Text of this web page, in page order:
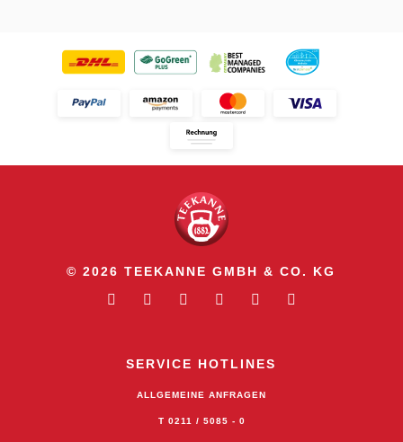
© 2026 TEEKANNE GMBH & CO. KG
SERVICE HOTLINES
ALLGEMEINE ANFRAGEN
T 0211 / 5085 - 0